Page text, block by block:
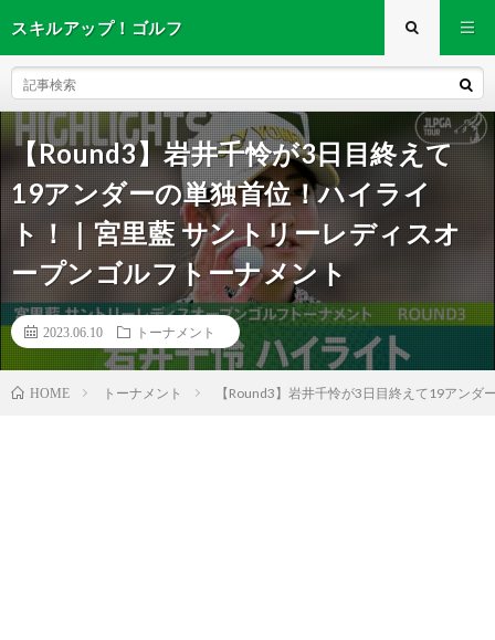
スキルアップ！ゴルフ
【Round3】岩井千怜が3日目終えて
19アンダーの単独首位！ハイライ
ト！｜宮里藍 サントリーレディスオ
ープンゴルフトーナメント
2023.06.10 トーナメント
HOME トーナメント 【Round3】岩井千怜が3日目終えて19アン